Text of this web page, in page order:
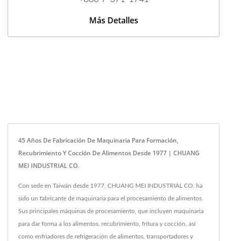
Más Detalles
45 Años De Fabricación De Maquinaria Para Formación,
Recubrimiento Y Cocción De Alimentos Desde 1977 | CHUANG
MEI INDUSTRIAL CO.
Con sede en Taiwán desde 1977, CHUANG MEI INDUSTRIAL CO. ha
sido un fabricante de maquinaria para el procesamiento de alimentos.
Sus principales máquinas de procesamiento, que incluyen maquinaria
para dar forma a los alimentos, recubrimiento, fritura y cocción, así
como enfriadores de refrigeración de alimentos, transportadores y